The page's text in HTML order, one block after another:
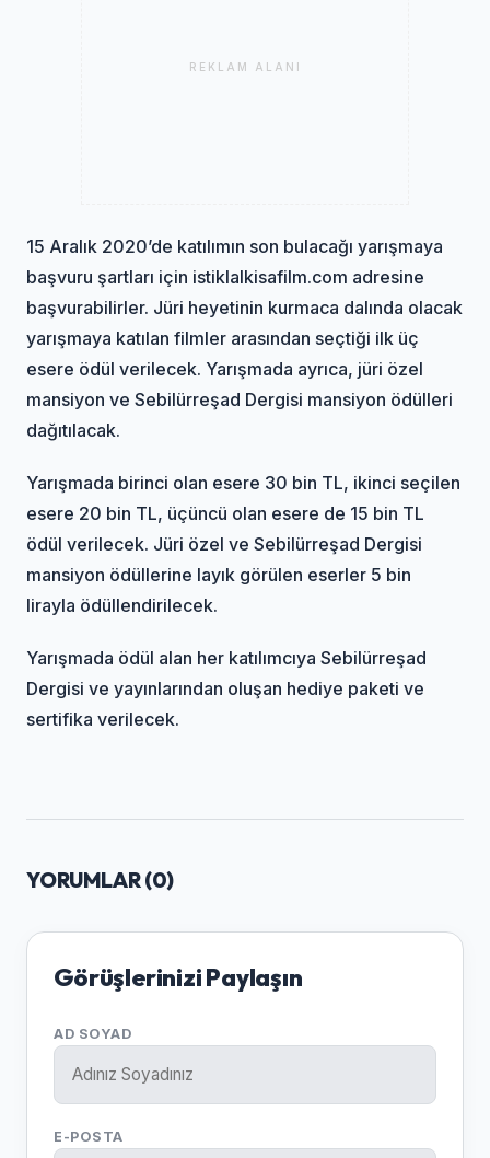
REKLAM ALANI
15 Aralık 2020’de katılımın son bulacağı yarışmaya
başvuru şartları için istiklalkisafilm.com adresine
başvurabilirler. Jüri heyetinin kurmaca dalında olacak
yarışmaya katılan filmler arasından seçtiği ilk üç
esere ödül verilecek. Yarışmada ayrıca, jüri özel
mansiyon ve Sebilürreşad Dergisi mansiyon ödülleri
dağıtılacak.
Yarışmada birinci olan esere 30 bin TL, ikinci seçilen
esere 20 bin TL, üçüncü olan esere de 15 bin TL
ödül verilecek. Jüri özel ve Sebilürreşad Dergisi
mansiyon ödüllerine layık görülen eserler 5 bin
lirayla ödüllendirilecek.
Yarışmada ödül alan her katılımcıya Sebilürreşad
Dergisi ve yayınlarından oluşan hediye paketi ve
sertifika verilecek.
YORUMLAR (0)
Görüşlerinizi Paylaşın
AD SOYAD
E-POSTA